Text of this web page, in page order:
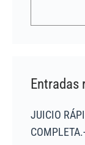
Entradas
JUICIO
COMPLETA.-